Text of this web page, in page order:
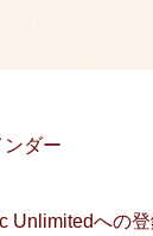
ダー
Unlimitedへの